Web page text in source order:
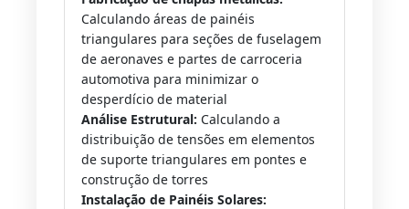
Calculando áreas de painéis
triangulares para seções de fuselagem
de aeronaves e partes de carroceria
automotiva para minimizar o
desperdício de material
Análise Estrutural: Calculando a
distribuição de tensões em elementos
de suporte triangulares em pontes e
construção de torres
Instalação de Painéis Solares: